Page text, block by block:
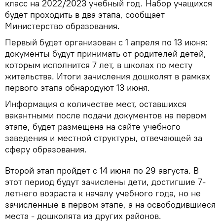
класс на 2022/2023 учебный год. Набор учащихся
будет проходить в два этапа, сообщает
Министерство образования.
Первый будет организован с 1 апреля по 13 июня:
документы будут принимать от родителей детей,
которым исполнится 7 лет, в школах по месту
жительства. Итоги зачисления дошколят в рамках
первого этапа обнародуют 13 июня.
Информация о количестве мест, оставшихся
вакантными после подачи документов на первом
этапе, будет размещена на сайте учебного
заведения и местной структуры, отвечающей за
сферу образования.
Второй этап пройдет с 14 июня по 29 августа. В
этот период будут зачислены дети, достигшие 7-
летнего возраста к началу учебного года, но не
зачисленные в первом этапе, а на освободившиеся
места - дошколята из других районов.